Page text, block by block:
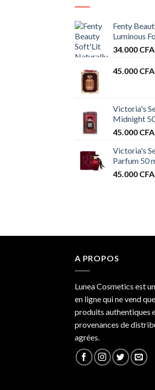
Fenty
Luminous
34.000 CFA
45.000 CFA
Victoria's
Midnight
45.000 CFA
Victoria's
Parfum 50
45.000 CFA
A PROPOS
Lunea Cosmetics est
en ligne qui ne vend
produits authentiques
provenances de
agrées.